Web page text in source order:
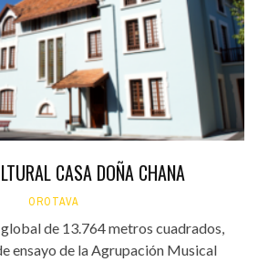
CASA DOÑA CHANA
OROTAVA
de 13.764 metros cuadrados,
ensayo de la Agrupación Musical